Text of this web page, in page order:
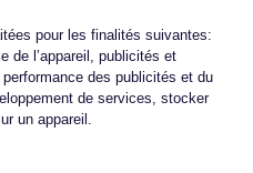
pour les finalités suivantes:
de l’appareil, publicités et
des publicités et du
de services, stocker
un appareil.
de l'iPhone 11.
service client ?